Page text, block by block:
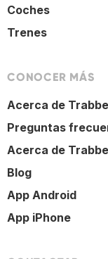
Coches
Trenes
CONOCER MÁS
Acerca de
Preguntas
Acerca de
Blog
App Android
App iPhone